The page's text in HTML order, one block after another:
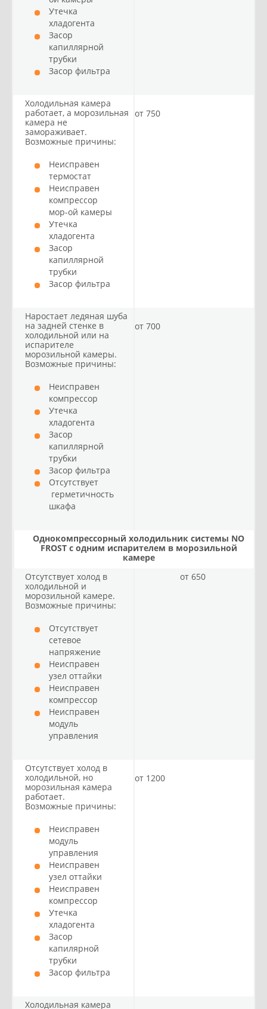
Утечка
хладогента
Засор
капиллярной
трубки
Засор фильтра
Холодильная камера
работает, а морозильная
камера не
замораживает.
Возможные причины:
Неисправен
термостат
Неисправен
компрессор
мор-ой камеры
Утечка
хладогента
Засор
капиллярной
трубки
Засор фильтра
от 750
Наростает ледяная шуба
на задней стенке в
холодильной или на
испарителе
морозильной камеры.
Возможные причины:
Неисправен
компрессор
Утечка
хладогента
Засор
капиллярной
трубки
Засор фильтра
Отсутствует
герметичность
шкафа
от 700
Однокомпрессорный холодильник системы NO
FROST с одним испарителем в морозильной
камере
Отсутствует холод в
холодильной и
морозильной камере.
Возможные причины:
Отсутствует
сетевое
напряжение
Неисправен
узел оттайки
Неисправен
компрессор
Неисправен
модуль
управления
от 650
Отсутствует холод в
холодильной, но
морозильная камера
работает.
Возможные причины:
Неисправен
модуль
управления
Неисправен
узел оттайки
Неисправен
компрессор
Утечка
хладогента
Засор
капилярной
трубки
Засор фильтра
от 1200
Холодильная камера